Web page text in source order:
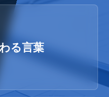
る言葉